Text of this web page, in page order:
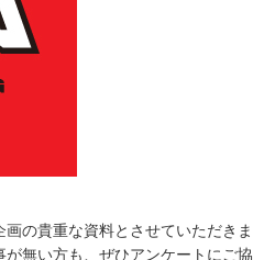
の貴重な資料とさせていただきま
無い方も、ぜひアンケートにご協